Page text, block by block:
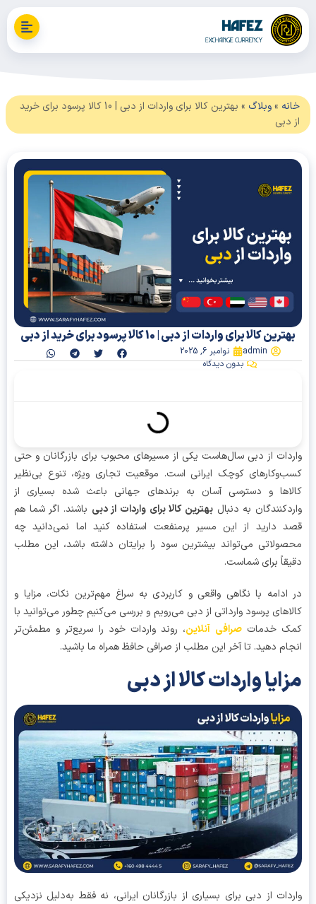
»وبلاگ»
بهترین کالا برای واردات از دبی | 10 کالا پرسود برای خرید
کالا برای واردات از دبی | 10 کالا پرسود برای خرید از دبی
admin
نوامبر 6, 2025
بدون دیدگاه
از دبی سال‌هاست یکی از مسیرهای محبوب برای بازرگانان و حتی
کوچک ایرانی است. موقعیت تجاری ویژه، تنوع بی‌نظیر
و دسترسی آسان به برندهای جهانی باعث شده بسیاری از
به دنبالبهترین کالا برای واردات از دبیباشند. اگر شما هم
دارید از این مسیر پرمنفعت استفاده کنید اما نمی‌دانید چه
می‌تواند بیشترین سود را برایتان داشته باشد، این مطلب
برای شماست.
با نگاهی واقعی و کاربردی به سراغ مهم‌ترین نکات، مزایا و
پرسود وارداتی از دبی می‌رویم و بررسی می‌کنیم چطور می‌توانید با
خدماتصرافی آنلاین ، روند واردات خود را سریع‌تر و مطمئن‌تر
دهید. تا آخر این مطلب از صرافی حافظ همراه ما باشید.
واردات کالا از دبی
از دبی برای بسیاری از بازرگانان ایرانی، نه فقط به‌دلیل نزدیکی